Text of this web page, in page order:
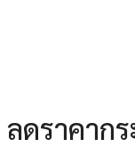
ลดราคาก